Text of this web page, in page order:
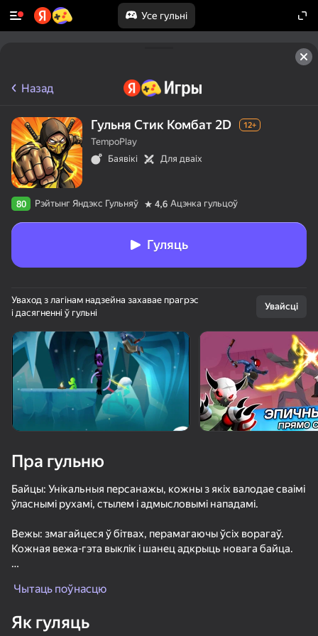
Усе гульні
Павярніце прыладу
Гульня працуе толькі ў гарызантальнай
арыентацыі
Битва красно-синих агентов
Аура Шлепка
Назад
Гульня Стик Комбат 2D 12+
TempoPlay
Баявікі
Для дваіх
80 Рэйтынг Яндэкс Гульняў 4,6 Ацэнка гульцоў
Гуляць
Уваход з лагінам надзейна захавае прагрэс
і дасягненні ў гульні
Увайсці
Пра гульню
Байцы: Унікальныя персанажы, кожны з якіх валодае сваімі
ўласнымі рухамі, стылем і адмысловымі нападамі.
Вежы: змагайцеся ў бітвах, перамагаючы ўсіх ворагаў.
Кожная вежа-гэта выклік і шанец адкрыць новага байца.
анімацыя і спецэфекты робяць кожную атаку
Чытаць поўнасцю
Як гуляць